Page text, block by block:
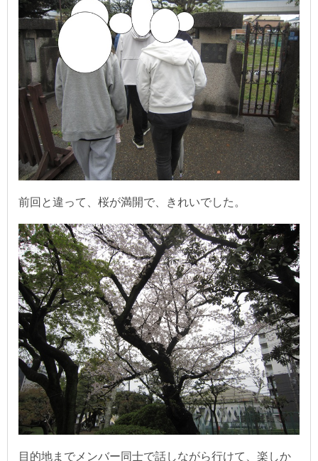
前回と違って、桜が満開で、きれいでした。
目的地までメンバー同士で話しながら行けて、楽しか